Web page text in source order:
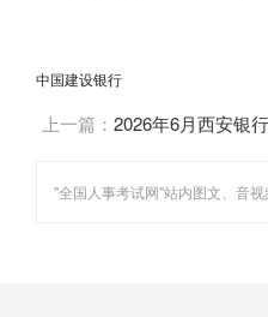
中国建设银行
上一篇： 2026年6月西安银